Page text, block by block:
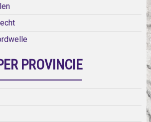
PROVINCIE